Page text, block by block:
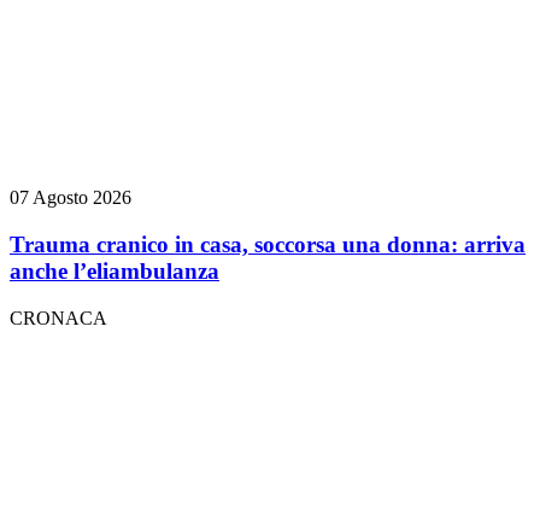
07 Agosto 2026
Trauma cranico in casa, soccorsa una donna: arriva
anche l’eliambulanza
CRONACA